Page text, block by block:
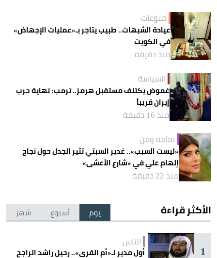
منوعات
عيادة الشبهات.. طبيب يتاجر بـ«عمليات الإجهاض»
في الكويت
منذ دقيقة
السياسة
غموض يكتنف مستقبل هرمز.. ترمب: نهاية حرب
إيران قريباً
منذ 16 دقيقة
ثقافة وفن
«ليست السبب».. غدير السبتي تثير الجدل حول نجاح
إلهام علي في «شارع الأعشى»
منذ 22 دقيقة
الأكثر قراءة يوم أسبوع شهر
1
الناس
أول مدير لـ«أم القرى».. رحيل راشد الراجح